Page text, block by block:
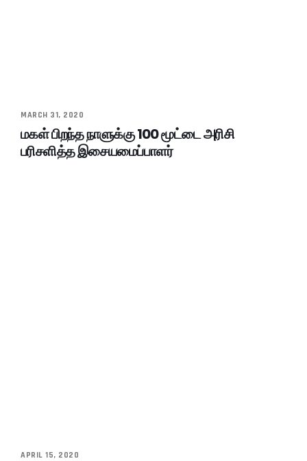
MARCH 31, 2020
மகள் பிறந்த நாளுக்கு 100 மூட்டை அரிசி
பரிசளித்த இசையமைப்பாளர்
APRIL 15, 2020